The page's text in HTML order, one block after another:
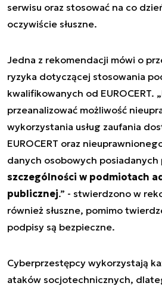
serwisu oraz stosować na co
oczywiście słuszne.
Jedna z rekomendacji mówi o
ryzyka dotyczącej stosowania
kwalifikowanych od EUROCERT.
przeanalizować możliwość
wykorzystania usług zaufania
EUROCERT oraz
danych osobowych posiadanych
szczególności w podmiotach
publicznej.” - stwierdzono w
również słuszne, pomimo
podpisy są bezpieczne.
Cyberprzestępcy wykorzystają
ataków socjotechnicznych,